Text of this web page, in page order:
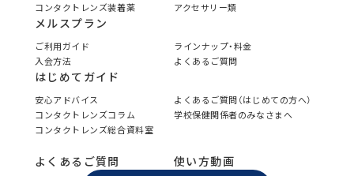
コンタクトレンズ装着薬
アクセサリー類
メルスプラン
ご利用ガイド
ラインナップ・料金
入会方法
よくあるご質問
はじめてガイド
安心アドバイス
よくあるご質問（はじめての方へ）
コンタクトレンズコラム
学校保健関係者のみなさまへ
コンタクトレンズ総合資料室
よくあるご質問 使い方動画